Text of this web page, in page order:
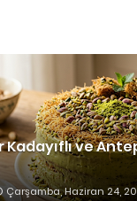
Kadayıflı ve
Çarşamba, Haziran 24,